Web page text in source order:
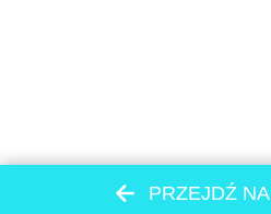
PRZEJDŹ NA